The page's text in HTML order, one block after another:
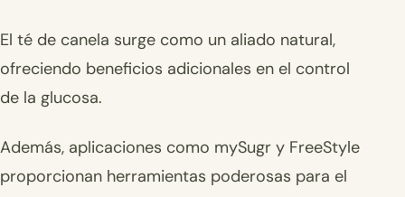
El té de canela surge como un aliado natural,
ofreciendo beneficios adicionales en el control
de la glucosa.
Además, aplicaciones como mySugr y FreeStyle
proporcionan herramientas poderosas para el